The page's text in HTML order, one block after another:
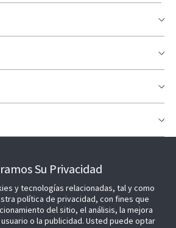
Su Privacidad
y tecnologías relacionadas, tal y como
política de privacidad, con fines que
del sitio, el análisis, la mejora
o la publicidad. Usted puede optar